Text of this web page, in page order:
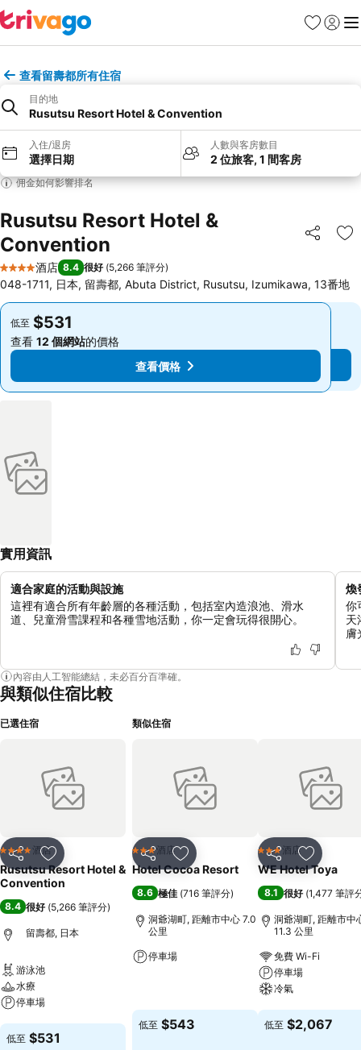
收藏夾
登入 選
查看留壽都所有住宿
目的地
Rusutsu Resort Hotel & Convention
入住/退房
選擇日期
人數與客房數目
2 位旅客, 1 間客房
佣金如何影響排名
Rusutsu Resort Hotel &
Convention
分享 放
4 星級
酒店 8.4 很好 (5,266 筆評分)
048-1711, 日本, 留壽都, Abuta District, Rusutsu, Izumikawa, 13番地
低至 $531
查看 12 個網站的價格
查看價格
低至 $531
查看 12 個網站的價格
查看價格
實用資訊
適合家庭的活動與設施
這裡有適合所有年齡層的各種活動，包括室內造浪池、滑水
道、兒童滑雪課程和各種雪地活動，你一定會玩得很開心。
煥
你
天
膚
內容由人工智能總結，未必百分百準確。
與類似住宿比較
已選住宿
分享 放到收藏夾
4 星級 酒店
Rusutsu Resort Hotel &
Convention
8.4 很好 (5,266 筆評分)
留壽都, 日本
游泳池
水療
停車場
查看價格
低至 $531
類似住宿
分享 放到收藏夾
3 星級酒店
Hotel Cocoa Resort
8.6 極佳 (716 筆評分)
洞爺湖町, 距離市中心 7.0
公里
停車場
低至 $543
分享 放到收藏
3 星級酒店
WE Hotel Toya
8.1 很好 (1,477 筆評
洞爺湖町, 距離市中
11.3 公里
免費 Wi-Fi
停車場
冷氣
查看價格
低至 $2,067